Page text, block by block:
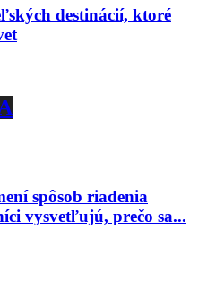
destinácií, ktoré
spôsob riadenia
vysvetľujú, prečo sa...